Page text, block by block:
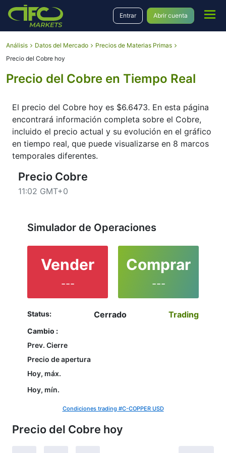
Entrar Abrir cuenta
Análisis Datos del Mercado
Precios de Materias Primas
Precio del Cobre hoy
Precio del Cobre en Tiempo Real
El precio del Cobre hoy es $6.6473. En esta página
encontrará información completa sobre el Cobre,
incluido el precio actual y su evolución en el gráfico
en tiempo real, que puede visualizarse en 8 marcos
temporales diferentes.
Precio Cobre
11:02 GMT+0
Precio del Cobre hoy
Simulador de Operaciones
Vender
---
Comprar
---
Status: Cerrado Trading
Cambio :
Prev. Cierre
Precio de apertura
Hoy, máx.
Hoy, mín.
Condiciones trading #C-COPPER USD